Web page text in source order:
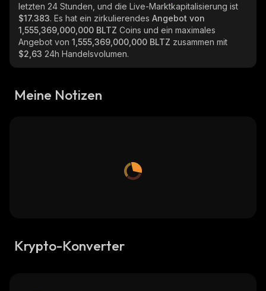
letzten 24 Stunden, und die Live-Marktkapitalisierung ist
$17.383. Es hat ein zirkulierendes Angebot von
1,555,369,000,000 BLTZ Coins und ein maximales
Angebot von 1,555,369,000,000 BLTZ zusammen mit
$2,63 24h Handelsvolumen.
Meine Notizen
Krypto-Konverter